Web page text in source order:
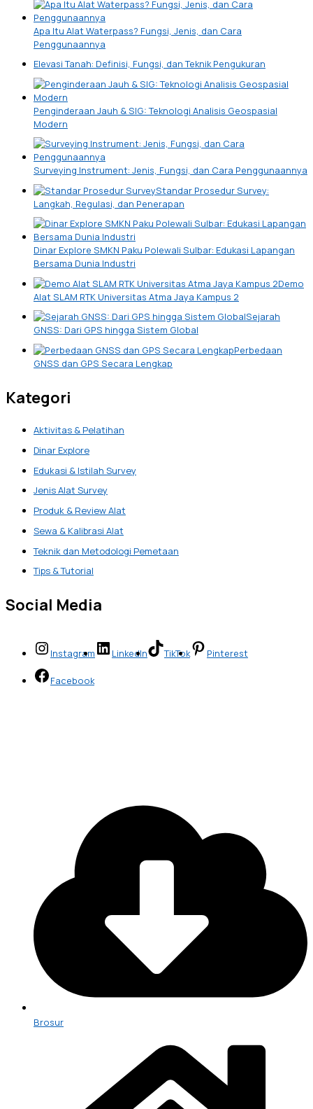
Apa Itu Alat Waterpass? Fungsi, Jenis, dan Cara
Penggunaannya
Elevasi Tanah: Definisi, Fungsi, dan Teknik Pengukuran
Penginderaan Jauh & SIG: Teknologi Analisis Geospasial
Modern
Surveying Instrument: Jenis, Fungsi, dan Cara Penggunaannya
Standar Prosedur Survey:
Langkah, Regulasi, dan Penerapan
Dinar Explore SMKN Paku Polewali Sulbar: Edukasi Lapangan
Bersama Dunia Industri
Demo
Alat SLAM RTK Universitas Atma Jaya Kampus 2
Sejarah
GNSS: Dari GPS hingga Sistem Global
Perbedaan
GNSS dan GPS Secara Lengkap
Kategori
Aktivitas & Pelatihan
Dinar Explore
Edukasi & Istilah Survey
Jenis Alat Survey
Produk & Review Alat
Sewa & Kalibrasi Alat
Teknik dan Metodologi Pemetaan
Tips & Tutorial
Social Media
Instagram LinkedIn TikTok Pinterest
Facebook
Brosur